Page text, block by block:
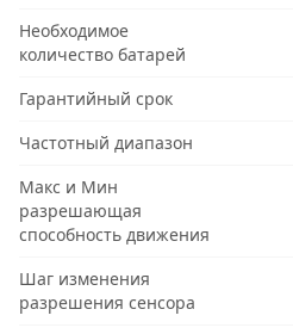
Необходимое
количество батарей
Гарантийный срок
Частотный диапазон
Макс и Мин
разрешающая
способность движения
Шаг изменения
разрешения сенсора